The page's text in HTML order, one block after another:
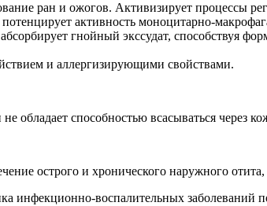
ран и ожогов. Активизирует процессы
активность моноцитарно-
гнойный экссудат, способствуя
и аллергизирующими свойствами.
обладает способностью всасываться через
острого и хронического наружного
инфекционно-воспалительных заболеваний